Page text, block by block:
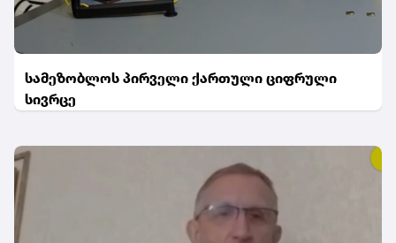
სამეზობლოს პირველი ქართული ციფრული
სივრცე